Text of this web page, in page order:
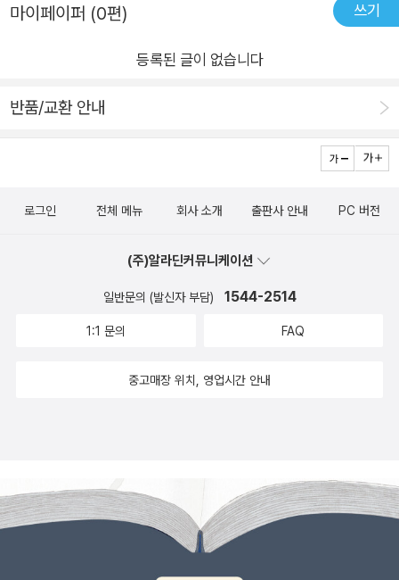
마이페이퍼 (0편) 쓰기
등록된 글이 없습니다
반품/교환 안내
로그인 전체 메뉴 회사 소개 출판사 안내 PC 버전
(주)알라딘커뮤니케이션
일반문의 (발신자 부담) 1544-2514
1:1 문의 FAQ
중고매장 위치, 영업시간 안내